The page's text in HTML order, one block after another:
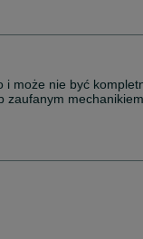
i może nie być
zaufanym mechanikiem.